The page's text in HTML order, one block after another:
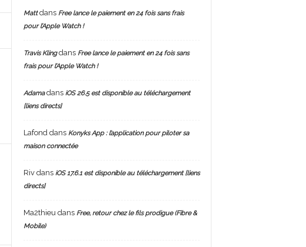
Mattdans Free lance le paiement en 24 fois sans frais
pour l’Apple Watch !
Travis Klingdans Free lance le paiement en 24 fois sans
frais pour l’Apple Watch !
Adamadans iOS 26.5 est disponible au téléchargement
[liens directs]
Lafond dans Konyks App : l’application pour piloter sa
maison connectée
Rivdans iOS 17.6.1 est disponible au téléchargement [liens
directs]
Ma2thieu dans Free, retour chez le fils prodigue (Fibre &
Mobile)